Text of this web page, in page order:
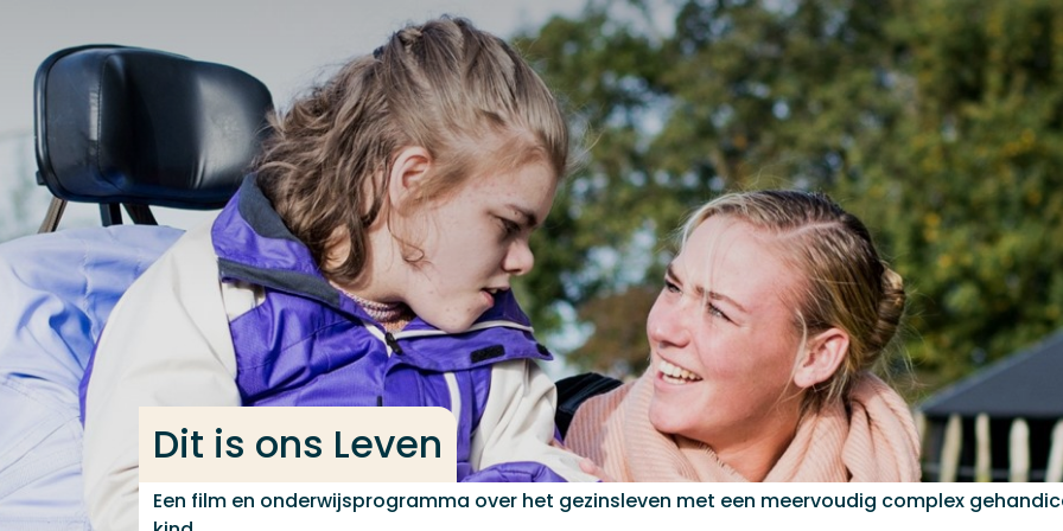
Dit is ons Leven
Een film en onderwijsprogramma over het gezinsleven met een meervoudig complex
Veel gezocht
Opleiding
Contact